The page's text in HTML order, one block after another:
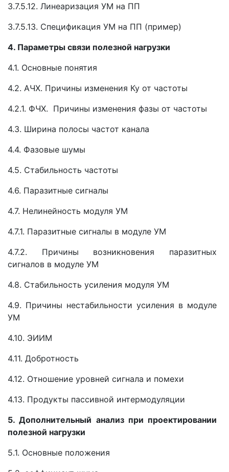
3.7.5.12. Линеаризация УМ на ПП
3.7.5.13. Спецификация УМ на ПП (пример)
4. Параметры связи полезной нагрузки
4.1. Основные понятия
4.2. АЧХ. Причины изменения Ку от частоты
4.2.1. ФЧХ. Причины изменения фазы от частоты
4.3. Ширина полосы частот канала
4.4. Фазовые шумы
4.5. Стабильность частоты
4.6. Паразитные сигналы
4.7. Нелинейность модуля УМ
4.7.1. Паразитные сигналы в модуле УМ
4.7.2. Причины возникновения паразитных
сигналов в модуле УМ
4.8. Стабильность усиления модуля УМ
4.9. Причины нестабильности усиления в модуле
УМ
4.10. ЭИИМ
4.11. Добротность
4.12. Отношение уровней сигнала и помехи
4.13. Продукты пассивной интермодуляции
5. Дополнительный анализ при проектировании
полезной нагрузки
5.1. Основные положения